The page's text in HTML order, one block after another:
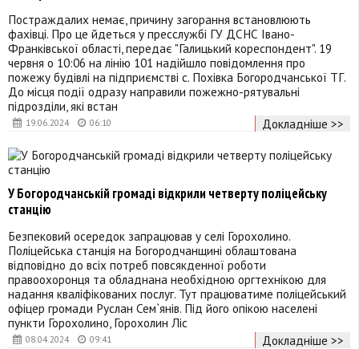
19.06.2024 06:10
Постраждалих немає, причину загорання встановлюють
фахівці. Про це йдеться у пресслужбі ГУ ДСНС Івано-
Франківської області, передає "Галицький кореспондент". 19
червня о 10:06 на лінію 101 надійшло повідомлення про
пожежу будівлі на підприємстві с. Похівка Богородчанської ТГ.
До місця події одразу направили пожежно-рятувальні
підрозділи, які встан
Докладніше >>
08.04.2024 09:41
У Богородчанській громаді відкрили четверту поліцейську
станцію
Безпековий осередок запрацював у селі Горохолино.
Поліцейська станція на Богородчанщині облаштована
відповідно до всіх потреб повсякденної роботи
правоохоронця та обладнана необхідною оргтехнікою для
надання кваліфікованих послуг. Тут працюватиме поліцейський
офіцер громади Руслан Сем`янів. Під його опікою населені
пункти Горохолино, Горохолин Ліс
Докладніше >>